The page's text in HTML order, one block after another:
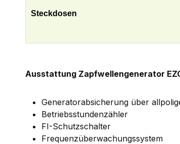
Steckdosen
Ausstattung Zapfwellengenerator
Generatorabsicherung über
Betriebsstundenzähler
FI-Schutzschalter
Frequenzüberwachungssystem